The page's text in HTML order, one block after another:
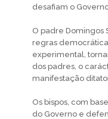
desafiam o
O padre Domingos
regras
experimental,
dos padres, o
manifestação
Os bispos, com
do Governo e